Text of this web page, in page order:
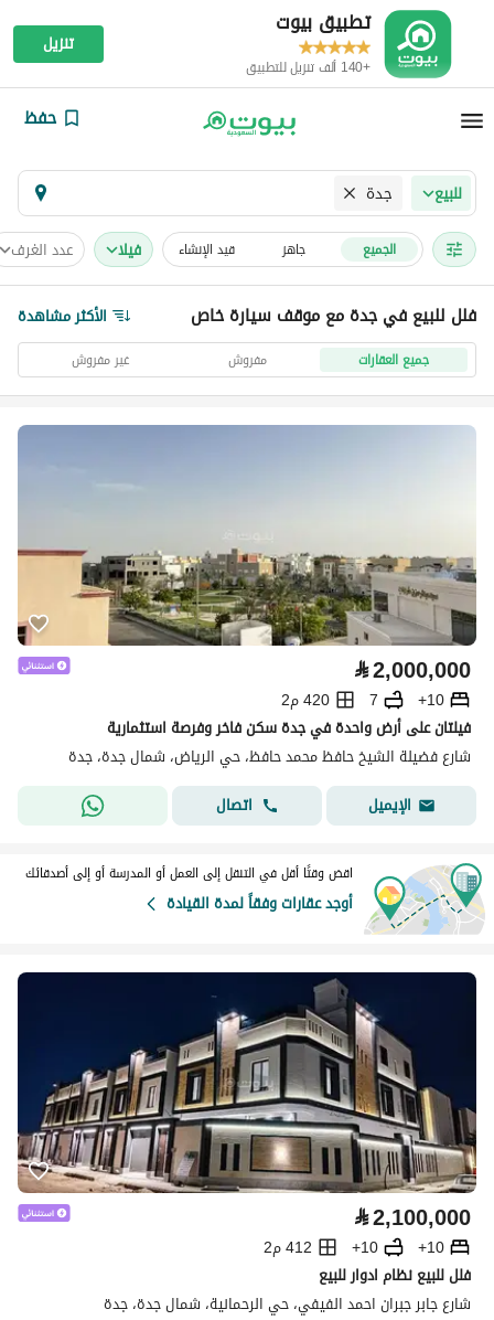
تطبيق بيوت
+140 ألف تنزيل للتطبيق
تنزيل
حفظ
للبيع جدة
الجميع جاهز قيد الإنشاء فیلا عدد الغرف
فلل للبيع في جدة مع موقف سيارة خاص الأكثر مشاهدة
جميع العقارات مفروش غير مفروش
⃁2,000,000
10+
7
420 م2
فيلتان على أرض واحدة في جدة سكن فاخر وفرصة استثمارية
شارع فضيلة الشيخ حافظ محمد حافظ، حي الرياض، شمال جدة، جدة
الإيميل
اتصال
اقض وقتًا أقل في التنقل إلى العمل أو المدرسة أو إلى أصدقائك
أوجد عقارات وفقاً لمدة القيادة
⃁2,100,000
10+
10+
412 م2
فلل للبيع نظام ادوار للبيع
شارع جابر جبران احمد الفيفي، حي الرحمانية، شمال جدة، جدة